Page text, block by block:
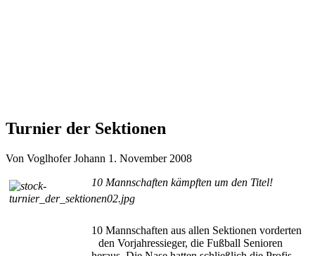
Turnier der Sektionen
Von Voglhofer Johann 1. November 2008
10 Mannschaften kämpften um den Titel!
10 Mannschaften aus allen Sektionen vorderten
den Vorjahressieger, die Fußball Senioren